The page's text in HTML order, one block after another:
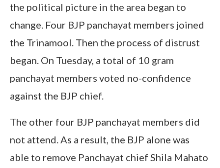
the political picture in the area began to
change. Four BJP panchayat members joined
the Trinamool. Then the process of distrust
began. On Tuesday, a total of 10 gram
panchayat members voted no-confidence
against the BJP chief.
The other four BJP panchayat members did
not attend. As a result, the BJP alone was
able to remove Panchayat chief Shila Mahato